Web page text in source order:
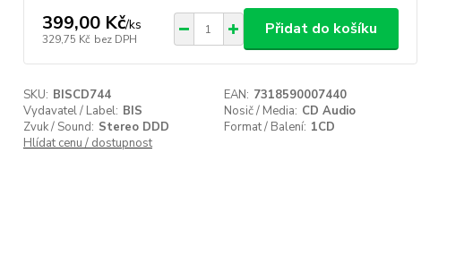
399,00 Kč/ks
329,75 Kč bez DPH
Přidat do košíku
SKU: BISCD744 EAN: 7318590007440
Vydavatel / Label: BIS Nosič / Media: CD Audio
Zvuk / Sound: Stereo DDD Format / Balení: 1CD
Hlídat cenu / dostupnost